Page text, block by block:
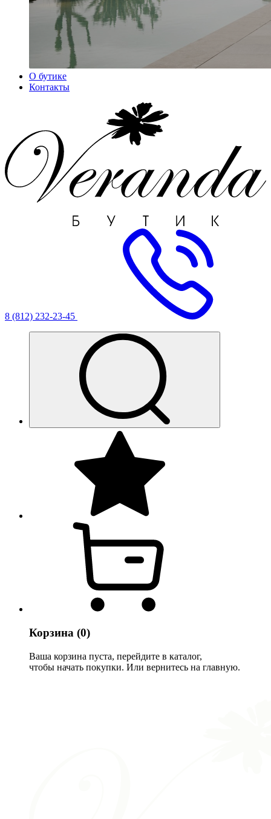
О бутике
Контакты
8 (812) 232-23-45
Корзина (0)
Ваша корзина пуста, перейдите в каталог,
чтобы начать покупки. Или вернитесь на главную.